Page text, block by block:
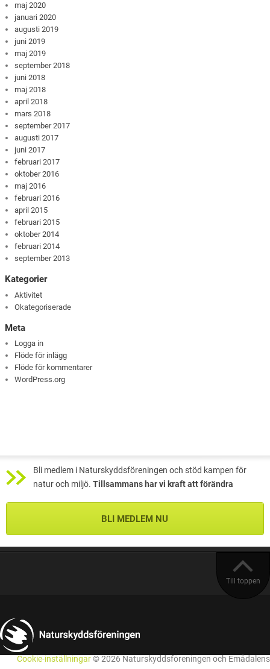
maj 2020
januari 2020
augusti 2019
juni 2019
maj 2019
september 2018
juni 2018
maj 2018
april 2018
mars 2018
september 2017
augusti 2017
juni 2017
februari 2017
oktober 2016
maj 2016
februari 2016
april 2015
februari 2015
oktober 2014
februari 2014
september 2013
Kategorier
Aktivitet
Okategoriserade
Meta
Logga in
Flöde för inlägg
Flöde för kommentarer
WordPress.org
Bli medlem i Naturskyddsföreningen och stöd kampen för
natur och miljö. Tillsammans har vi kraft att förändra
BLI MEDLEM NU
Till toppen
Cookie-inställningar© 2026 Naturskyddsföreningen och Emådalens